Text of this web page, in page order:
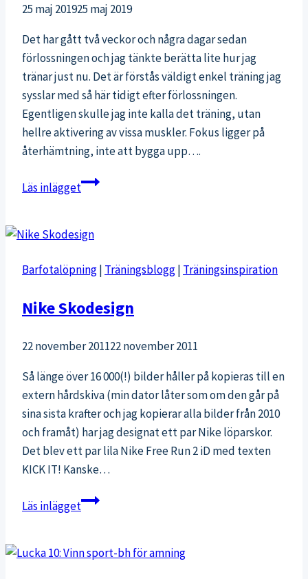
25 maj 201925 maj 2019
Det har gått två veckor och några dagar sedan
förlossningen och jag tänkte berätta lite hur jag
tränar just nu. Det är förstås väldigt enkel träning jag
sysslar med så här tidigt efter förlossningen.
Egentligen skulle jag inte kalla det träning, utan
hellre aktivering av vissa muskler. Fokus ligger på
återhämtning, inte att bygga upp….
Läs inläggetMin
veckor
förlossningen
Barfotalöpning| Träningsblogg| Träningsinspiration
Nike Skodesign
22 november 201122 november 2011
Så länge över 16 000(!) bilder håller på kopieras till en
extern hårdskiva (min dator låter som om den går på
sina sista krafter och jag kopierar alla bilder från 2010
och framåt) har jag designat ett par Nike löparskor.
Det blev ett par lila Nike Free Run 2 iD med texten
KICK IT! Kanske…
Läs inläggetNike